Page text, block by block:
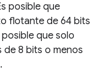
posible que
flotante de 64 bits
que solo
de 8 bits o menos